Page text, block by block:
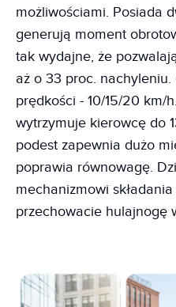
możliwościami. Posiada
generują moment
tak wydajne, że
aż o 33 proc. nachyleniu.
prędkości - 10/15/20 km/
wytrzymuje kierowcę do
podest zapewnia dużo
poprawia równowagę.
mechanizmowi
przechowacie hulajnogę